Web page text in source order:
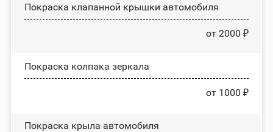
Покраска клапанной крышки автомобиля
от 2000 ₽
Покраска колпака зеркала
от 1000 ₽
Покраска крыла автомобиля